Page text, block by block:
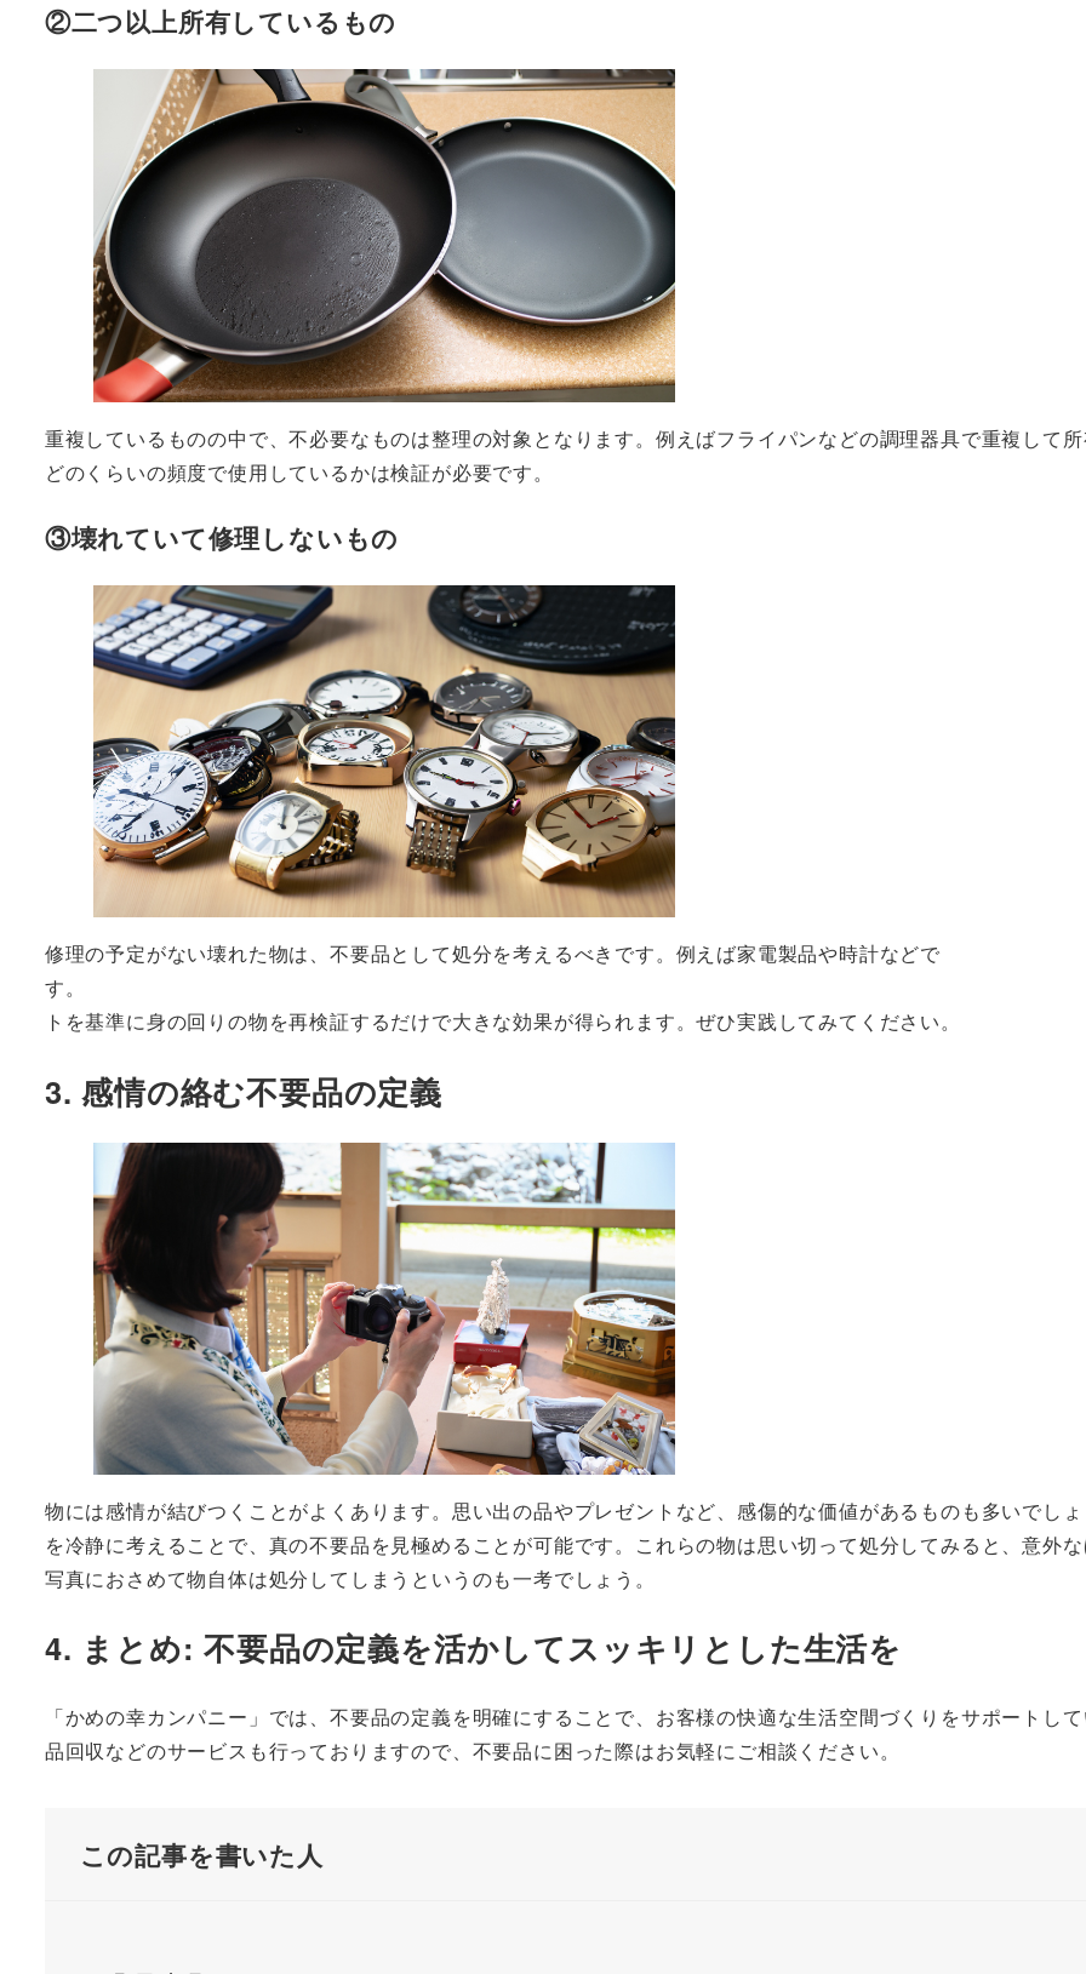
②二つ以上所有しているもの
重複しているものの中で、不必要なものは整理の対象となります。例えばフライパンなどの調理器具で重複して
どのくらいの頻度で使用しているかは検証が必要です。
③壊れていて修理しないもの
修理の予定がない壊れた物は、不要品として処分を考えるべきです。例えば家電製品や時計などで
す。 これら三つのチ
トを基準に身の回りの物を再検証するだけで大きな効果が得られます。ぜひ実践してみてください。
3. 感情の絡む不要品の定義
物には感情が結びつくことがよくあります。思い出の品やプレゼントなど、感傷的な価値があるものも多いでし
を冷静に考えることで、真の不要品を見極めることが可能です。これらの物は思い切って処分してみると、意外
写真におさめて物自体は処分してしまうというのも一考でしょう。
4. まとめ: 不要品の定義を活かしてスッキリとした生活を
「かめの幸カンパニー」では、不要品の定義を明確にすることで、お客様の快適な生活空間づくりをサポートし
品回収などのサービスも行っておりますので、不要品に困った際はお気軽にご相談ください。
この記事を書いた人